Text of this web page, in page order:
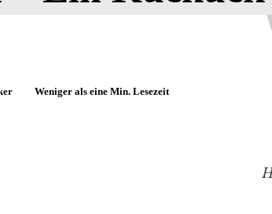
Weniger als eine Min. Lesezeit